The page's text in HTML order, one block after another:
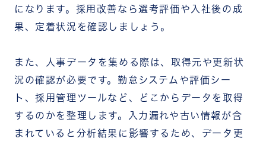
になります。採用改善なら選考評価や入社後の成
果、定着状況を確認しましょう。
また、人事データを集める際は、取得元や更新状
況の確認が必要です。勤怠システムや評価シー
ト、採用管理ツールなど、どこからデータを取得
するのかを整理します。
入力漏れや古い情報が含
まれていると分析結果に影響するため、データ更